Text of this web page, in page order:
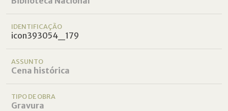
IDENTIFICAÇÃO
icon393054_179
ASSUNTO
Cena histórica
TIPO DE OBRA
Gravura